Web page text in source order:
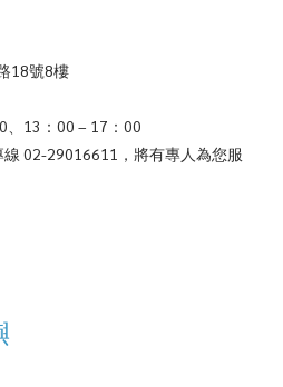
18號8樓
、13：00 – 17：00
02-29016611，將有專人為您服